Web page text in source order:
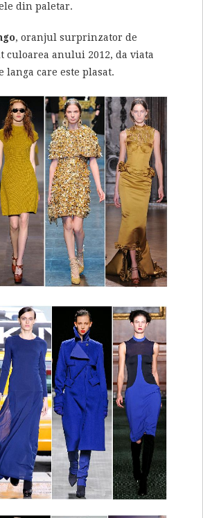
din paletar.
, oranjul surprinzator de
culoarea anului 2012, da viata
langa care este plasat.